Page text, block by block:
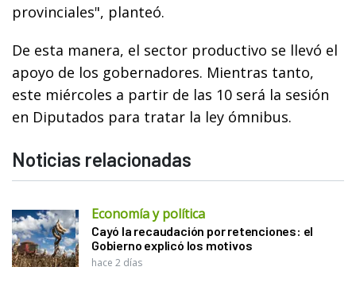
provinciales", planteó.
De esta manera, el sector productivo se llevó el
apoyo de los gobernadores. Mientras tanto,
este miércoles a partir de las 10 será la sesión
en Diputados para tratar la ley ómnibus.
Noticias relacionadas
Economía y política
Cayó la recaudación por retenciones: el
Gobierno explicó los motivos
hace 2 días